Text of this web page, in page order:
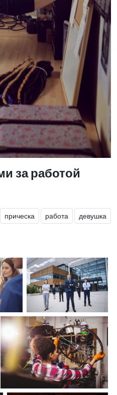
за работой
прическа работа девушка